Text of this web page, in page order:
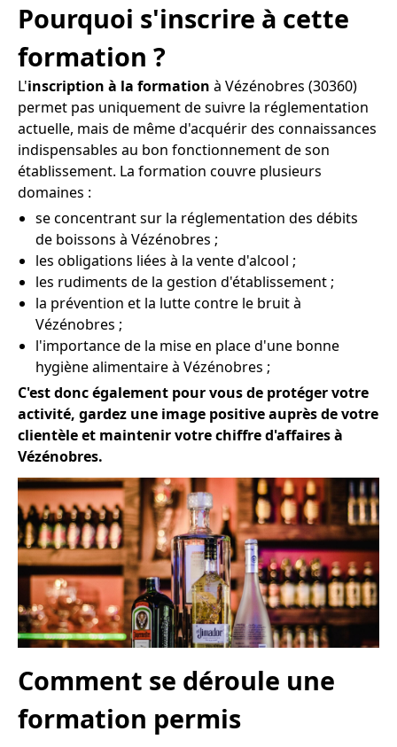
Pourquoi s'inscrire à cette
formation ?
L'inscription à la formation à Vézénobres (30360)
permet pas uniquement de suivre la réglementation
actuelle, mais de même d'acquérir des connaissances
indispensables au bon fonctionnement de son
établissement. La formation couvre plusieurs
domaines :
se concentrant sur la réglementation des débits
de boissons à Vézénobres ;
les obligations liées à la vente d'alcool ;
les rudiments de la gestion d'établissement ;
la prévention et la lutte contre le bruit à
Vézénobres ;
l'importance de la mise en place d'une bonne
hygiène alimentaire à Vézénobres ;
C'est donc également pour vous de protéger votre
activité, gardez une image positive auprès de votre
clientèle et maintenir votre chiffre d'affaires à
Vézénobres.
Comment se déroule une
formation permis